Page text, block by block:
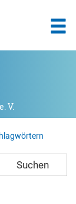
V.
Suchen